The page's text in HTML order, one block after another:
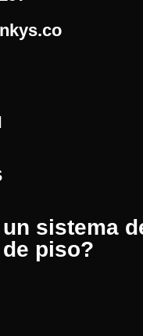
sistema
piso?